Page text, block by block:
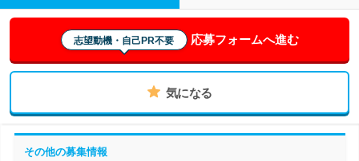
志望動機・自己PR不要 応募フォームへ進む
気になる
その他の募集情報